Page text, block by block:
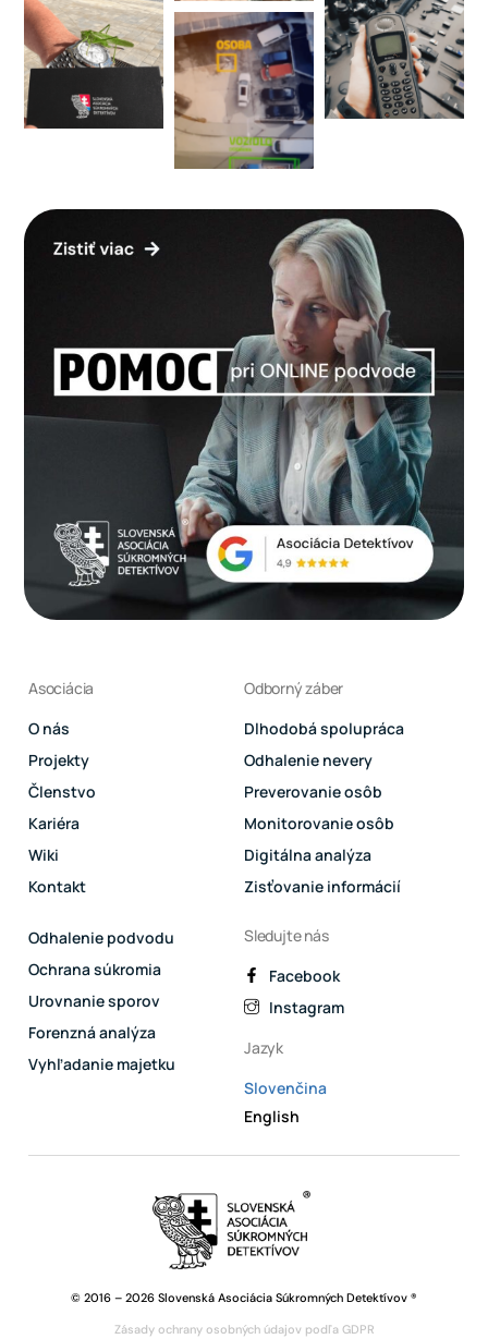
Asociácia
O nás
Projekty
Členstvo
Kariéra
Wiki
Kontakt
Odborný záber
Dlhodobá spolupráca
Odhalenie nevery
Preverovanie osôb
Monitorovanie osôb
Digitálna analýza
Zisťovanie informácií
Odhalenie podvodu
Ochrana súkromia
Urovnanie sporov
Forenzná analýza
Vyhľadanie majetku
Sledujte nás
Facebook
Instagram
Jazyk
Slovenčina
English
© 2016 – 2026 Slovenská Asociácia Súkromných Detektívov ®
Zásady ochrany osobných údajov podľa GDPR